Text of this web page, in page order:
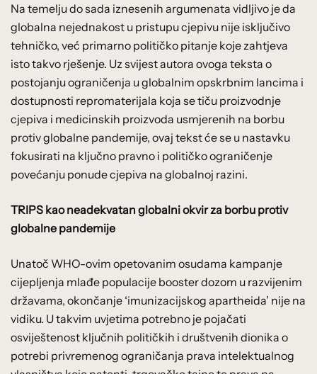
Na temelju do sada iznesenih argumenata vidljivo je da
globalna nejednakost u pristupu cjepivu nije isključivo
tehničko, već primarno političko pitanje koje zahtjeva
isto takvo rješenje. Uz svijest autora ovoga teksta o
postojanju ograničenja u globalnim opskrbnim lancima i
dostupnosti repromaterijala koja se tiču proizvodnje
cjepiva i medicinskih proizvoda usmjerenih na borbu
protiv globalne pandemije, ovaj tekst će se u nastavku
fokusirati na ključno pravno i političko ograničenje
povećanju ponude cjepiva na globalnoj razini.
TRIPS kao neadekvatan globalni okvir za borbu protiv
globalne pandemije
Unatoč WHO-ovim opetovanim osudama kampanje
cijepljenja mlađe populacije booster dozom u razvijenim
državama, okončanje ‘imunizacijskog apartheida’ nije na
vidiku. U takvim uvjetima potrebno je pojačati
osviještenost ključnih političkih i društvenih dionika o
potrebi privremenog ograničanja prava intelektualnog